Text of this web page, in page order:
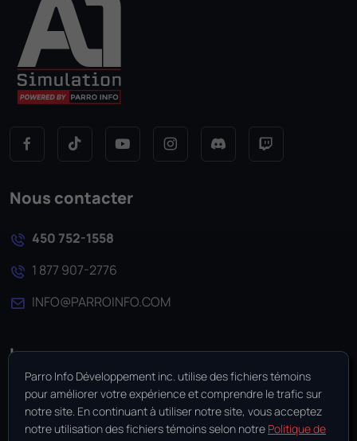
Nous contacter
450 752-1558
1 877 907-2776
INFO@PARROINFO.COM
Langue
EN
Parro Info Développement inc. utilise des fichiers témoins
pour améliorer votre expérience et comprendre le trafic sur
notre site. En continuant à utiliser notre site, vous acceptez
notre utilisation des fichiers témoins selon notre Politique de